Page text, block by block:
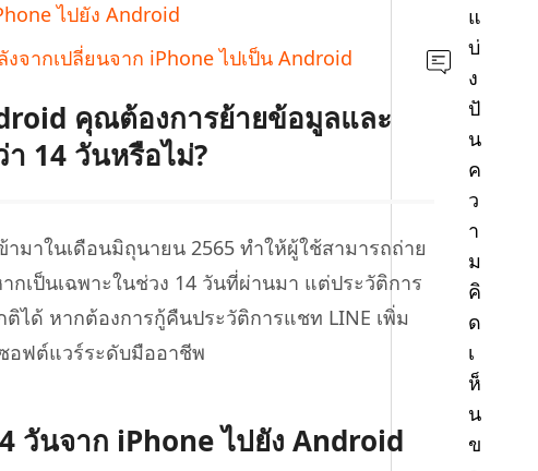
ไปยัง Android
จากเปลี่ยนจาก iPhone ไปเป็น Android
คุณต้องการย้ายข้อมูลและ
14 วันหรือไม่?
มาในเดือนมิถุนายน 2565 ทำให้ผู้ใช้สามารถถ่าย
เป็นเฉพาะในช่วง 14 วันที่ผ่านมา แต่ประวัติการ
ด้ หากต้องการกู้คืนประวัติการแชท LINE เพิ่ม
อฟต์แวร์ระดับมืออาชีพ
วันจาก iPhone ไปยัง Android
แ
บ่
ง
ปั
น
ค
ว
า
ม
คิ
ด
เ
ห็
น
ข